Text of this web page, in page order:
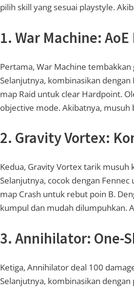
pilih skill yang sesuai playstyle.
1. War Machine:
Pertama, War Machine
Selanjutnya, kombinasikan
map Raid untuk clear Hardpoint.
objective mode. Akibatnya, musuh
2. Gravity Vortex:
Kedua, Gravity Vortex tarik musuh
Selanjutnya, cocok dengan
map Crash untuk rebut poin B.
kumpul dan mudah dilumpuhkan.
3. Annihilator: One-
Ketiga, Annihilator deal 100
Selanjutnya, kombinasikan